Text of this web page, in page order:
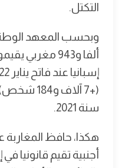
التكتل.
ألفا و943
(+7 آلاف
سنة 2021.
هكذا، حافظ المغاربة